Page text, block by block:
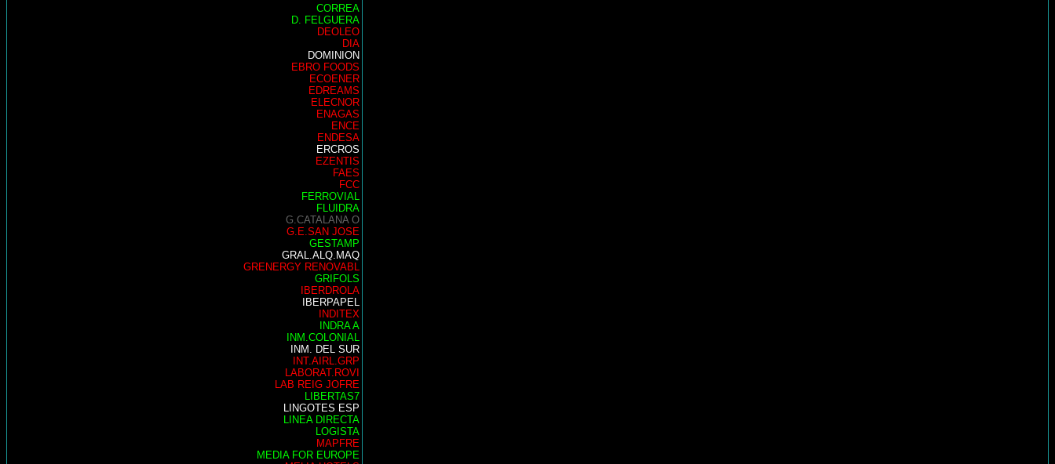
CORREA
D. FELGUERA
DEOLEO
DIA
DOMINION
EBRO FOODS
ECOENER
EDREAMS
ELECNOR
ENAGAS
ENCE
ENDESA
ERCROS
EZENTIS
FAES
FCC
FERROVIAL
FLUIDRA
G.CATALANA O
G.E.SAN JOSE
GESTAMP
GRAL.ALQ.MAQ
GRENERGY RENOVABL
GRIFOLS
IBERDROLA
IBERPAPEL
INDITEX
INDRA A
INM.COLONIAL
INM. DEL SUR
INT.AIRL.GRP
LABORAT.ROVI
LAB REIG JOFRE
LIBERTAS7
LINGOTES ESP
LINEA DIRECTA
LOGISTA
MAPFRE
MEDIA FOR EUROPE